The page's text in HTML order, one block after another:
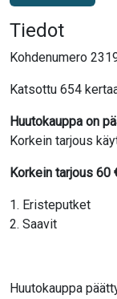
Tiedot
Kohdenumero
Katsottu 654
Huutokauppa on
Korkein tarjous
Korkein tarjous 60
1. Eristeputket
2. Saavit
Huutokauppa